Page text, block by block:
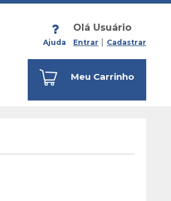
Ajuda
Olá Usuário
Entrar Cadastrar
Meu Carrinho